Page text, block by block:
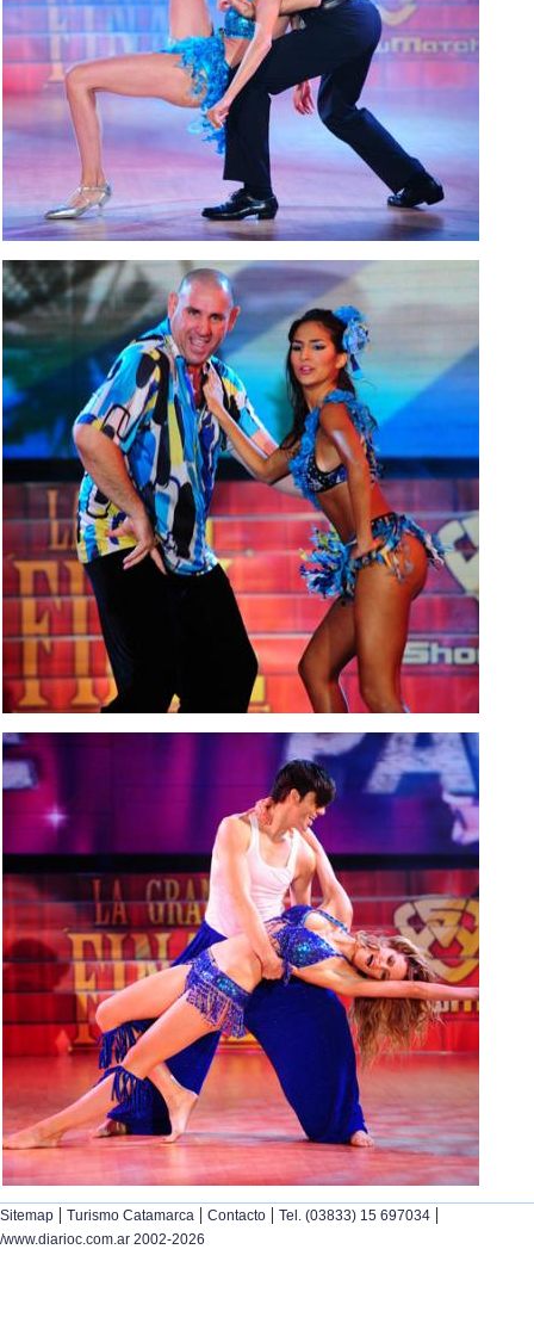
Sitemap | Turismo Catamarca | Contacto | Tel. (03833) 15 697034 |
/www.diarioc.com.ar 2002-2026